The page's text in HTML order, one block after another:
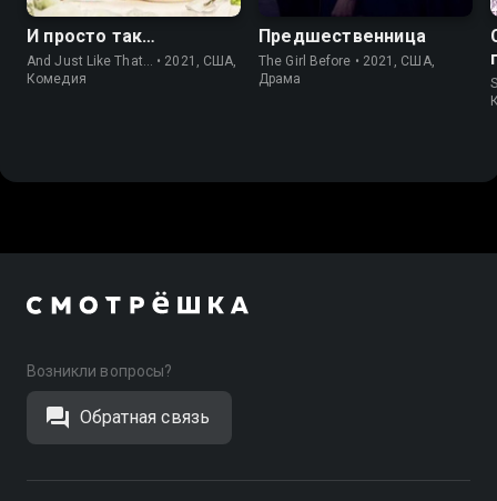
И просто так…
And Just Like That... • 2021, США,
Комедия
Предшественница
The Girl Before • 2021, США,
Драма
Возникли вопросы?
Обратная связь